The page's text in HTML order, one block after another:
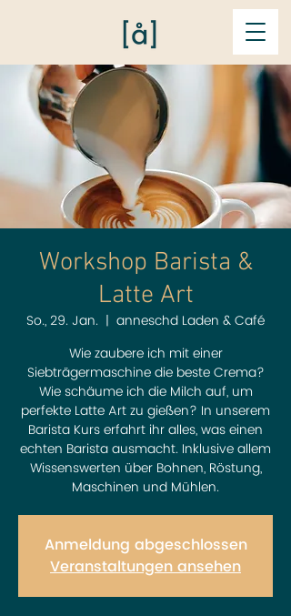
Workshop Barista &
Latte Art
So., 29. Jan.
  |
anneschd Laden & Café
Wie zaubere ich mit einer
Siebträgermaschine die beste Crema?
Wie schäume ich die Milch auf, um
perfekte Latte Art zu gießen? In unserem
Barista Kurs erfahrt ihr alles, was einen
echten Barista ausmacht. Inklusive allem
Wissenswerten über Bohnen, Röstung,
Maschinen und Mühlen.
Anmeldung abgeschlossen
Veranstaltungen ansehen